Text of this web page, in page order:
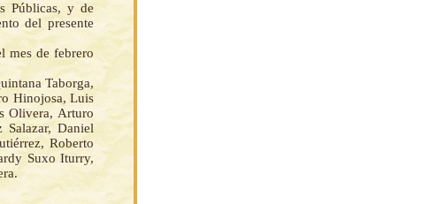
Públicas, y de
del presente
mes de febrero
Taborga,
Hinojosa, Luis
Olivera, Arturo
Salazar, Daniel
Roberto
Suxo Iturry,